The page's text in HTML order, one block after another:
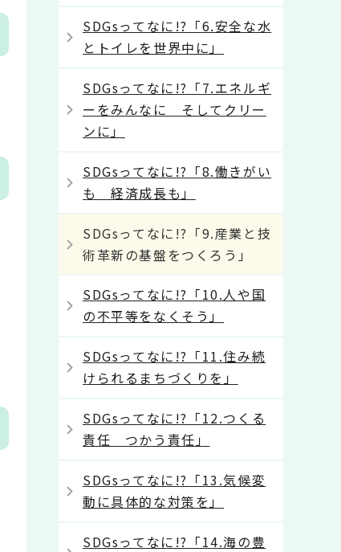
SDGsってなに!?「6.安全な水
とトイレを世界中に」
SDGsってなに!?「7.エネルギ
ーをみんなに そしてクリー
ンに」
SDGsってなに!?「8.働きがい
も 経済成長も」
SDGsってなに!?「9.産業と技
術革新の基盤をつくろう」
SDGsってなに!?「10.人や国
の不平等をなくそう」
SDGsってなに!?「11.住み続
けられるまちづくりを」
SDGsってなに!?「12.つくる
責任 つかう責任」
SDGsってなに!?「13.気候変
動に具体的な対策を」
SDGsってなに!?「14.海の豊